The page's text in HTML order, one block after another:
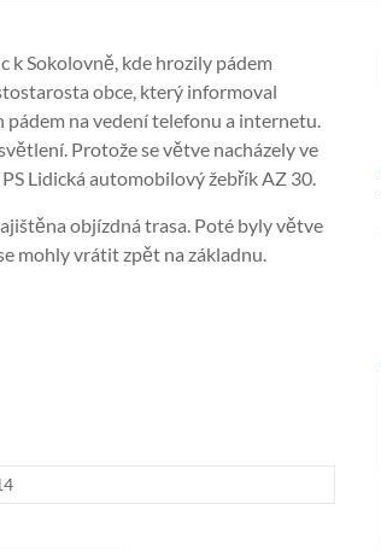
k Sokolovně, kde hrozily pádem
obce, který informoval
na vedení telefonu a internetu.
Protože se větve nacházely ve
Lidická automobilový žebřík AZ 30.
objízdná trasa. Poté byly větve
mohly vrátit zpět na základnu.